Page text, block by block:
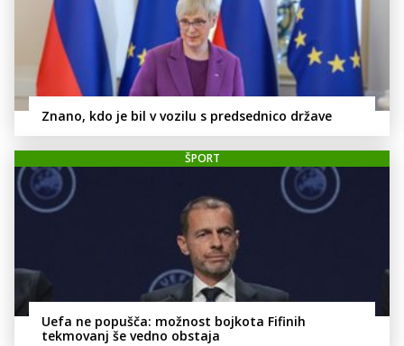
Znano, kdo je bil v vozilu s predsednico države
ŠPORT
Uefa ne popušča: možnost bojkota Fifinih
tekmovanj še vedno obstaja